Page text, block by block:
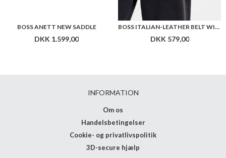
BOSS ANETT NEW SADDLE
DKK 1.599,00
BOSS ITALIAN-LEATHER BELT WITH PIN BUCKLE
DKK 579,00
INFORMATION
Om os
Handelsbetingelser
Cookie- og privatlivspolitik
3D-secure hjælp